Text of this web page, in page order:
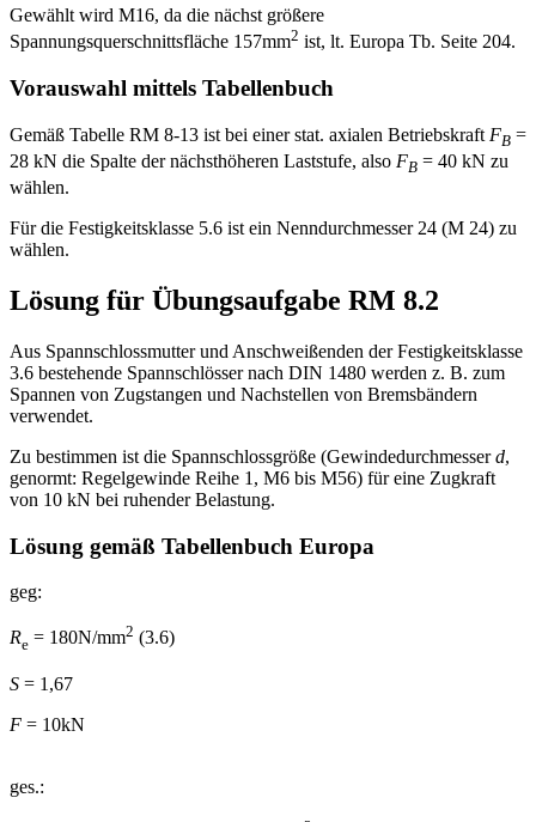
Gewählt wird M16, da die nächst größere
Spannungsquerschnittsfläche 157mm2 ist, lt. Europa Tb. Seite 204.
Vorauswahl mittels Tabellenbuch
Gemäß Tabelle RM 8-13 ist bei einer stat. axialen Betriebskraft FB =
28 kN die Spalte der nächsthöheren Laststufe, also FB = 40 kN zu
wählen.
Für die Festigkeitsklasse 5.6 ist ein Nenndurchmesser 24 (M 24) zu
wählen.
Lösung für Übungsaufgabe RM 8.2
Aus Spannschlossmutter und Anschweißenden der Festigkeitsklasse
3.6 bestehende Spannschlösser nach DIN 1480 werden z. B. zum
Spannen von Zugstangen und Nachstellen von Bremsbändern
verwendet.
Zu bestimmen ist die Spannschlossgröße (Gewindedurchmesserd,
genormt: Regelgewinde Reihe 1, M6 bis M56) für eine Zugkraft
von 10 kN bei ruhender Belastung.
Lösung gemäß Tabellenbuch Europa
geg:
Re = 180N/mm2 (3.6)
S = 1,67
F = 10kN
ges.: